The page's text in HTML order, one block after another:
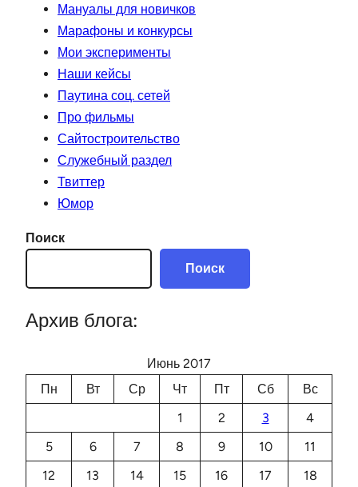
Мануалы для новичков
Марафоны и конкурсы
Мои эксперименты
Наши кейсы
Паутина соц. сетей
Про фильмы
Сайтостроительство
Служебный раздел
Твиттер
Юмор
Поиск
Поиск
Архив блога:
Июнь 2017
Пн
Вт Ср Чт Пт Сб
Вс
1
2 3
4
5
6 7 8 9 10
11
12
13 14 15 16 17
18